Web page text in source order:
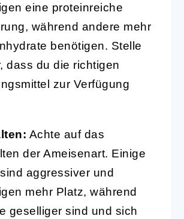
eine proteinreiche
während andere mehr
benötigen. Stelle
dass du die richtigen
zur Verfügung
Achte auf das
der Ameisenart. Einige
aggressiver und
mehr Platz, während
geselliger sind und sich